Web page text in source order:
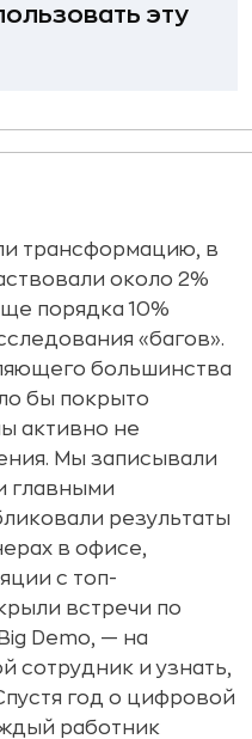
эту
трансформацию, в
около 2%
порядка 10%
«багов».
большинства
бы покрыто
активно не
Мы записывали
главными
результаты
в офисе,
с топ-
встречи по
Demo, — на
сотрудник и узнать,
год о цифровой
работник